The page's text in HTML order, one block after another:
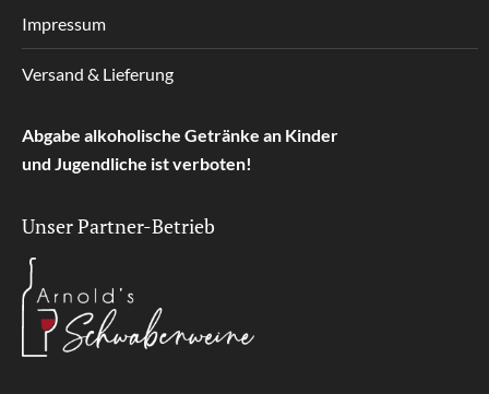
Impressum
Versand & Lieferung
Abgabe alkoholische Getränke an Kinder
und Jugendliche ist verboten!
Unser Partner-Betrieb